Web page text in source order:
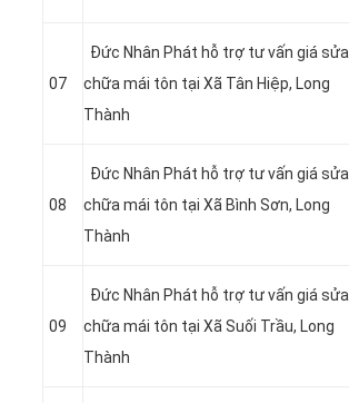
07
Đức Nhân Phát hỗ trợ tư vấn giá sửa
chữa mái tôn tại Xã Tân Hiệp, Long
Thành
08
Đức Nhân Phát hỗ trợ tư vấn giá sửa
chữa mái tôn tại Xã Bình Sơn, Long
Thành
09
Đức Nhân Phát hỗ trợ tư vấn giá sửa
chữa mái tôn tại Xã Suối Trầu, Long
Thành